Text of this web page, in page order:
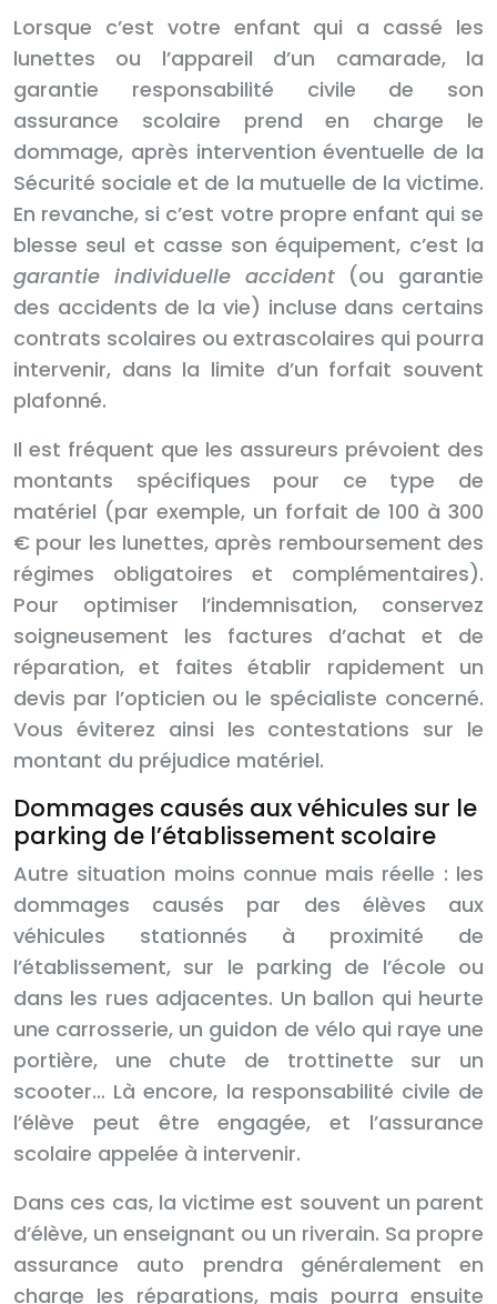
Lorsque c’est votre enfant qui a cassé les
lunettes ou l’appareil d’un camarade, la
garantie responsabilité civile de son
assurance scolaire prend en charge le
dommage, après intervention éventuelle de la
Sécurité sociale et de la mutuelle de la victime.
En revanche, si c’est votre propre enfant qui se
blesse seul et casse son équipement, c’est la
garantie individuelle accident(ou garantie
des accidents de la vie) incluse dans certains
contrats scolaires ou extrascolaires qui pourra
intervenir, dans la limite d’un forfait souvent
plafonné.
Il est fréquent que les assureurs prévoient des
montants spécifiques pour ce type de
matériel (par exemple, un forfait de 100 à 300
€ pour les lunettes, après remboursement des
régimes obligatoires et complémentaires).
Pour optimiser l’indemnisation, conservez
soigneusement les factures d’achat et de
réparation, et faites établir rapidement un
devis par l’opticien ou le spécialiste concerné.
Vous éviterez ainsi les contestations sur le
montant du préjudice matériel.
Dommages causés aux véhicules sur le
parking de l’établissement scolaire
Autre situation moins connue mais réelle : les
dommages causés par des élèves aux
véhicules stationnés à proximité de
l’établissement, sur le parking de l’école ou
dans les rues adjacentes. Un ballon qui heurte
une carrosserie, un guidon de vélo qui raye une
portière, une chute de trottinette sur un
scooter… Là encore, la responsabilité civile de
l’élève peut être engagée, et l’assurance
scolaire appelée à intervenir.
Dans ces cas, la victime est souvent un parent
d’élève, un enseignant ou un riverain. Sa propre
assurance auto prendra généralement en
charge les réparations, mais pourra ensuite